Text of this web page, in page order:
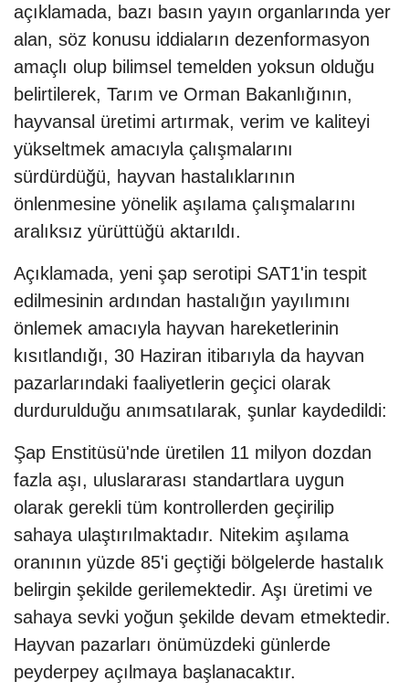
açıklamada, bazı basın yayın organlarında yer
alan, söz konusu iddiaların dezenformasyon
amaçlı olup bilimsel temelden yoksun olduğu
belirtilerek, Tarım ve Orman Bakanlığının,
hayvansal üretimi artırmak, verim ve kaliteyi
yükseltmek amacıyla çalışmalarını
sürdürdüğü, hayvan hastalıklarının
önlenmesine yönelik aşılama çalışmalarını
aralıksız yürüttüğü aktarıldı.
Açıklamada, yeni şap serotipi SAT1'in tespit
edilmesinin ardından hastalığın yayılımını
önlemek amacıyla hayvan hareketlerinin
kısıtlandığı, 30 Haziran itibarıyla da hayvan
pazarlarındaki faaliyetlerin geçici olarak
durdurulduğu anımsatılarak, şunlar kaydedildi:
Şap Enstitüsü'nde üretilen 11 milyon dozdan
fazla aşı, uluslararası standartlara uygun
olarak gerekli tüm kontrollerden geçirilip
sahaya ulaştırılmaktadır. Nitekim aşılama
oranının yüzde 85'i geçtiği bölgelerde hastalık
belirgin şekilde gerilemektedir. Aşı üretimi ve
sahaya sevki yoğun şekilde devam etmektedir.
Hayvan pazarları önümüzdeki günlerde
peyderpey açılmaya başlanacaktır.